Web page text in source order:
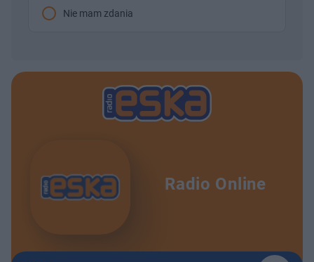
Nie mam zdania
Radio Online